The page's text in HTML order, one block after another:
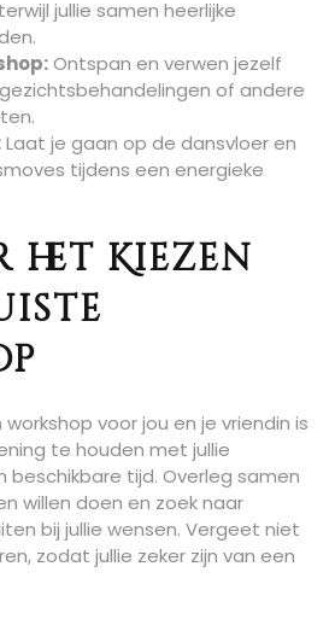
jullie samen heerlijke
Ontspan en verwen jezelf
of andere
Laat je gaan op de dansvloer en
tijdens een energieke
het Kiezen
voor jou en je vriendin is
te houden met jullie
beschikbare tijd. Overleg samen
willen doen en zoek naar
bij jullie wensen. Vergeet niet
zodat jullie zeker zijn van een